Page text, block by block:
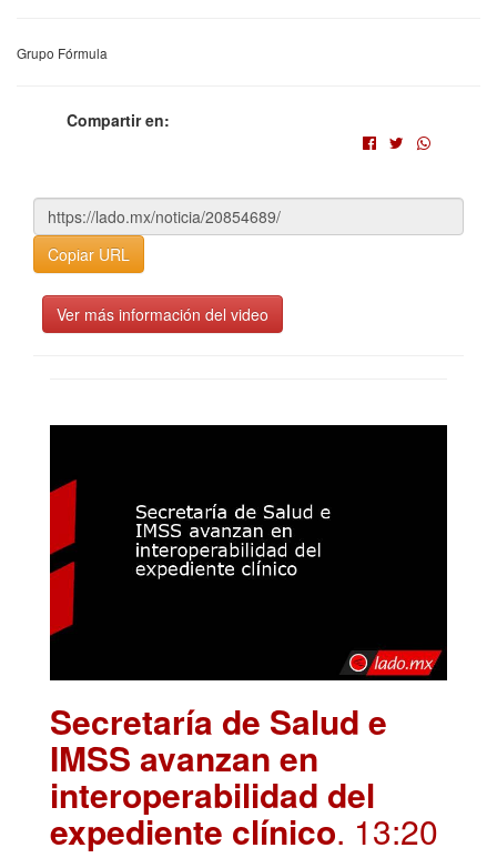
Grupo Fórmula
Compartir en:
Copiar URL
Ver más información del video
Secretaría de Salud e
IMSS avanzan en
interoperabilidad del
expediente clínico. 13:20